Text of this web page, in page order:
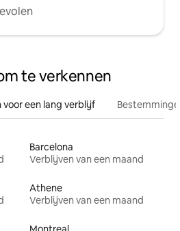
te verkennen
een lang verblijf
Barcelona
Verblijven van een maand
Athene
Verblijven van een maand